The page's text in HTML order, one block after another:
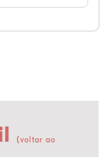
(voltar ao